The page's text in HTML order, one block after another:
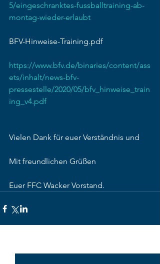
5/eingeschranktes-fussballtraining-ab-
montag-wieder-erlaubt
BFV-Hinweise-Training.pdf
https://www.bfv.de/binaries/content/ass
ets/inhalt/news-bfv-
pressestelle/2020/05/bfv_hinweise_train
ing_v4.pdf
Vielen Dank für euer Verständnis und
Mit freundlichen Grüßen
Euer FFC Wacker Vorstand.